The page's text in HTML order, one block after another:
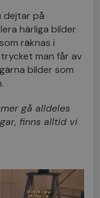
dejtar på
härliga bilder
räknas i
man får av
bilder som
gå alldeles
finns alltid vi